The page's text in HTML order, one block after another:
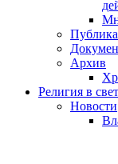
Архив
Религия в
Новости